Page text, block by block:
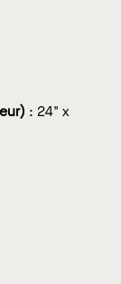
: 24" x